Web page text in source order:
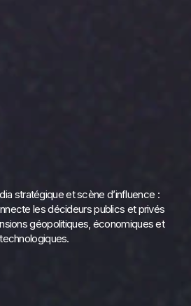
stratégique et scène d’influence :
les décideurs publics et privés
géopolitiques, économiques et
technologiques.